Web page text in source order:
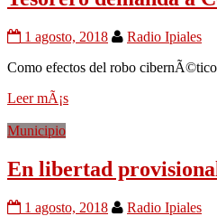
1 agosto, 2018
Radio Ipiales
Como efectos del robo cibernÃ©tico
Leer mÃ¡s
Municipio
En libertad
1 agosto, 2018
Radio Ipiales